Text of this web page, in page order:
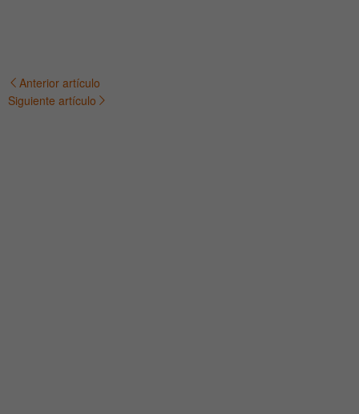
Navegación
Anterior artículo
Siguiente artículo